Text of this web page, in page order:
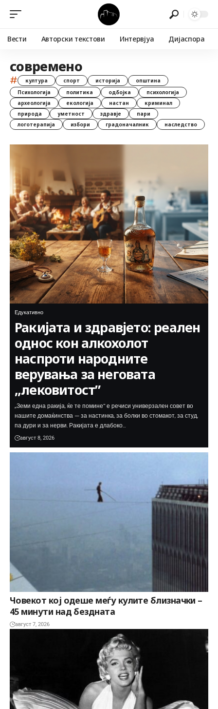
Вести Авторски текстови Интервјуа Дијаспора
современо
# култура спорт историја
општина
Психологија
политика одбојка
психологија
археологија
екологија настан
криминал
природа
уметност здравје
пари
логотерапија
избори градоначалник наследство
Едукативно
Ракијата и здравјето: реален
однос кон алкохолот
наспроти народните
верувања за неговата
„лековитост”
„Земи една ракија, ќе те помине" е речиси универзален совет во
нашите домаќинства — за настинка, за болки во стомакот, за студ,
па дури и за нерви. Ракијата е длабоко…
август 8, 2026
Човекот кој одеше меѓу кулите близначки –
45 минути над бездната
август 7, 2026